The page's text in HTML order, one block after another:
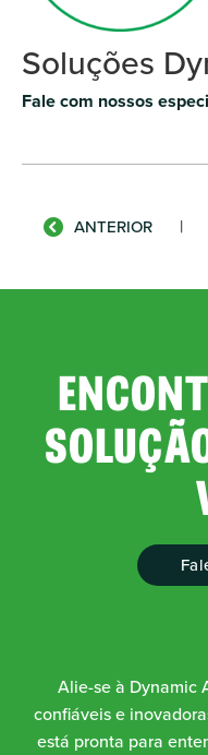
Soluções
Fale com nossos
ANTERIOR |
Alie-se à Dynamic
confiáveis e
está pronta para